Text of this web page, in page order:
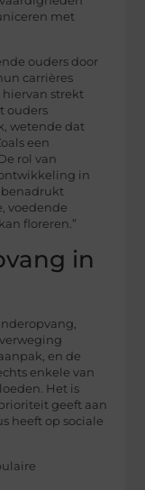
met
ouders door
carrières
hiervan strekt
ouders
wetende dat
een
rol van
in
voedende
floreren.”
in
en de
enkele van
Het is
geeft aan
heeft op sociale